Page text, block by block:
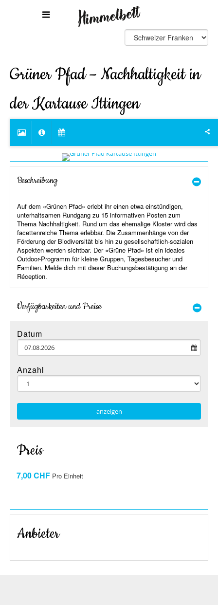
Grüner Pfad – Nachhaltigkeit in
der Kartause Ittingen
Beschreibung
Auf dem «Grünen Pfad» erlebt ihr einen etwa einstündigen,
unterhaltsamen Rundgang zu 15 informativen Posten zum
Thema Nachhaltigkeit. Rund um das ehemalige Kloster wird das
facettenreiche Thema erlebbar. Die Zusammenhänge von der
Förderung der Biodiversität bis hin zu gesellschaftlich-sozialen
Aspekten werden sichtbar. Der «Grüne Pfad» ist ein ideales
Outdoor-Programm für kleine Gruppen, Tagesbesucher und
Familien. Melde dich mit dieser Buchungsbestätigung an der
Réception.
Verfügbarkeiten und Preise
Datum
Anzahl
anzeigen
Preis
7,00 CHF Pro Einheit
Anbieter